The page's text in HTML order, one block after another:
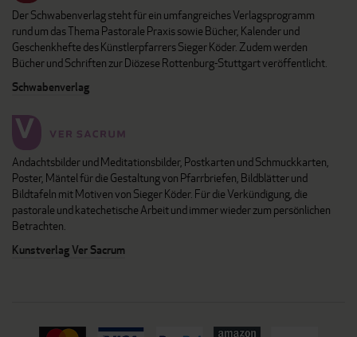
Der Schwabenverlag steht für ein umfangreiches Verlagsprogramm
rund um das Thema Pastorale Praxis sowie Bücher, Kalender und
Geschenkhefte des Künstlerpfarrers Sieger Köder. Zudem werden
Bücher und Schriften zur Diözese Rottenburg-Stuttgart veröffentlicht.
Schwabenverlag
Andachtsbilder und Meditationsbilder, Postkarten und Schmuckkarten,
Poster, Mäntel für die Gestaltung von Pfarrbriefen, Bildblätter und
Bildtafeln mit Motiven von Sieger Köder. Für die Verkündigung, die
pastorale und katechetische Arbeit und immer wieder zum persönlichen
Betrachten.
Kunstverlag Ver Sacrum